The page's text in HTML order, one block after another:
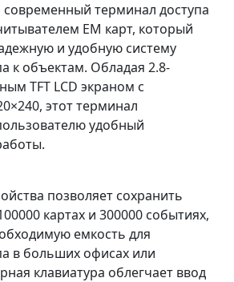
современный терминал доступа
EM карт, который
и удобную систему
к объектам. Обладая 2.8-
TFT LCD экраном с
этот терминал
удобный
позволяет сохранить
картах и 300000 событиях,
емкость для
в больших офисах или
клавиатура облегчает ввод